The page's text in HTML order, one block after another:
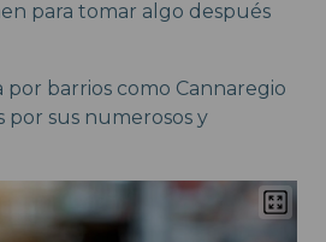
para tomar algo después
por barrios como Cannaregio
por sus numerosos y